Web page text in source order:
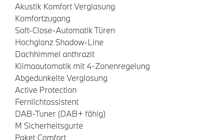
Akustik Komfort Verglasung
Komfortzugang
Soft-Close-Automatik Türen
Hochglanz Shadow-Line
Dachhimmel anthrazit
Klimaautomatik mit 4-Zonenregelung
Abgedunkelte Verglasung
Active Protection
Fernlichtassistent
DAB-Tuner (DAB+ fähig)
M Sicherheitsgurte
Paket Comfort